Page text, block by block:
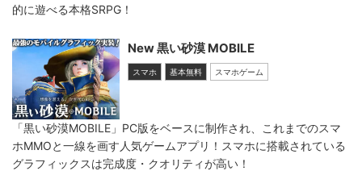
的に遊べる本格SRPG！
New 黒い砂漠 MOBILE
スマホ 基本無料 スマホゲーム
「黒い砂漠MOBILE」PC版をベースに制作され、これまでのスマ
ホMMOと一線を画す人気ゲームアプリ！スマホに搭載されている
グラフィックスは完成度・クオリティが高い！